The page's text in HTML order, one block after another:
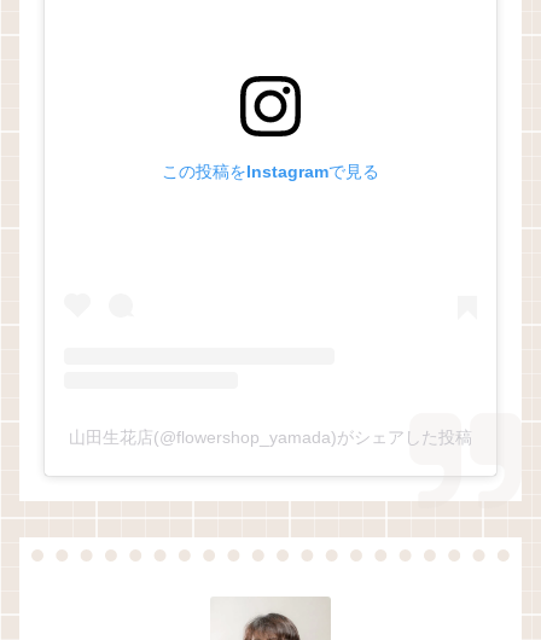
この投稿をInstagramで見る
山田生花店(@flowershop_yamada)がシェアした投稿